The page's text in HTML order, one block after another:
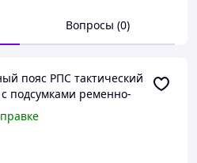
Вопросы (0)
пояс РПС тактический
подсумками ременно-
на 5 подсумков